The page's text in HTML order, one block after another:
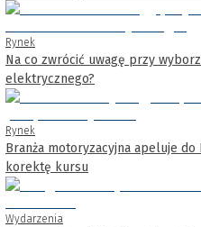
Rynek
Na co zwrócić uwagę przy
elektrycznego?
Rynek
Branża motoryzacyjna apeluje
korektę kursu
Wydarzenia